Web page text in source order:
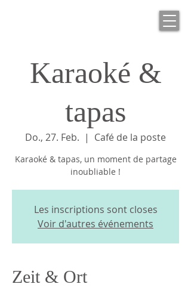
Karaoké &
tapas
Do., 27. Feb.
  |
Café de la poste
Karaoké & tapas, un moment de partage
inoubliable !
Les inscriptions sont closes
Voir d'autres événements
Zeit & Ort